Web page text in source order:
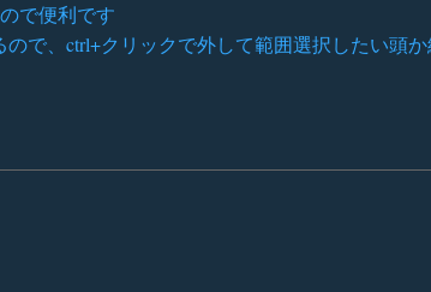
で便利です
で、ctrl+クリックで外して範囲選択したい頭